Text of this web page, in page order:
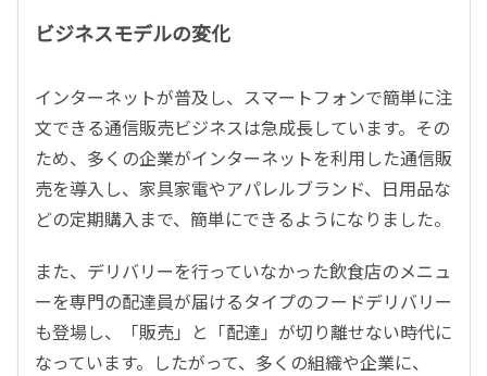
ビジネスモデルの変化
インターネットが普及し、スマートフォンで簡単に注
文できる通信販売ビジネスは急成長しています。その
ため、多くの企業がインターネットを利用した通信販
売を導入し、家具家電やアパレルブランド、日用品な
どの定期購入まで、簡単にできるようになりました。
また、デリバリーを行っていなかった飲食店のメニュ
ーを専門の配達員が届けるタイプのフードデリバリー
も登場し、「販売」と「配達」が切り離せない時代に
なっています。したがって、多くの組織や企業に、